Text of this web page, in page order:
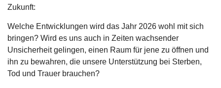
Zukunft:
Welche Entwicklungen wird das Jahr 2026 wohl mit sich
bringen? Wird es uns auch in Zeiten wachsender
Unsicherheit gelingen, einen Raum für jene zu öffnen und
ihn zu bewahren, die unsere Unterstützung bei Sterben,
Tod und Trauer brauchen?